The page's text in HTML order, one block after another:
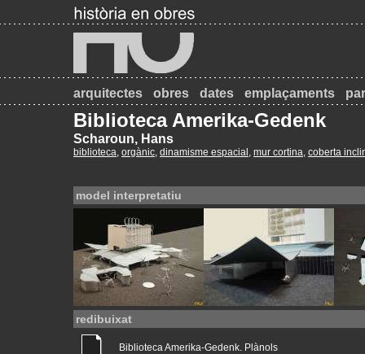
arquitectes obres dates emplaçaments
Biblioteca Amerika-Gedenk
Scharoun, Hans
biblioteca, orgànic, dinamisme espacial , mur cortina, coberta
model interpretatiu
redibuixat
Biblioteca Amerika-Gedenk. Plànols